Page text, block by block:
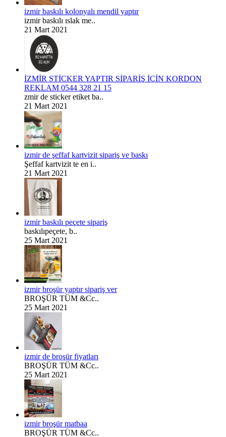
izmir baskılı kolonyalı mendil yaptır
izmir baskılı ıslak me..
21 Mart 2021
İZMİR STİCKER YAPTIR SİPARİŞ İÇİN KORDON
REKLAM 0544 328 21 15
zmir de sticker etiket ba..
21 Mart 2021
izmir de şeffaf kartvizit sipariş ve baskı
Şeffaf kartvizit te en i..
21 Mart 2021
izmir baskılı peçete sipariş
baskılıpeçete, b..
25 Mart 2021
izmir broşür yaptır sipariş ver
BROŞÜR TÜM &Cc..
25 Mart 2021
izmir de broşür fiyatları
BROŞÜR TÜM &Cc..
25 Mart 2021
izmir broşür matbaa
BROŞÜR TÜM &Cc..